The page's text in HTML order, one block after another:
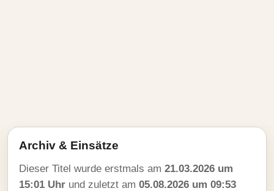
Archiv & Einsätze
Dieser Titel wurde erstmals am 21.03.2026 um
15:01 Uhr und zuletzt am 05.08.2026 um 09:53